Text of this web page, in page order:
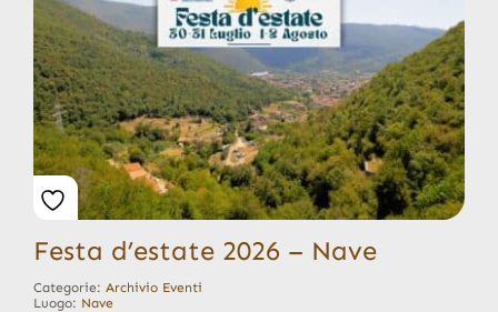
Festa d’estate 2026 – Nave
Categorie: Archivio Eventi
Luogo: Nave